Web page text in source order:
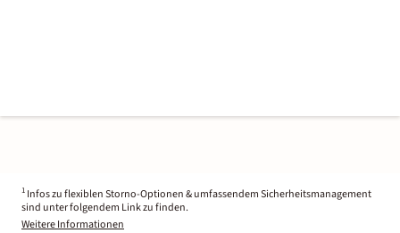
1 Infos zu flexiblen Storno-Optionen & umfassendem Sicherheitsmanagement
sind unter folgendem Link zu finden.
Weitere Informationen